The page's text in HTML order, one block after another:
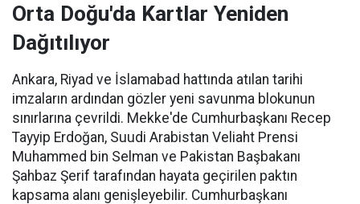
Orta Doğu'da Kartlar Yeniden
Dağıtılıyor
Ankara, Riyad ve İslamabad hattında atılan tarihi
imzaların ardından gözler yeni savunma blokunun
sınırlarına çevrildi. Mekke'de Cumhurbaşkanı Recep
Tayyip Erdoğan, Suudi Arabistan Veliaht Prensi
Muhammed bin Selman ve Pakistan Başbakanı
Şahbaz Şerif tarafından hayata geçirilen paktın
kapsama alanı genişleyebilir. Cumhurbaşkanı